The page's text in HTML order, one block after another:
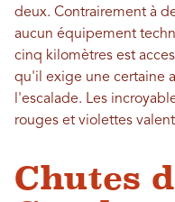
deux. Contrairement à
aucun équipement
cinq kilomètres est
qu'il exige une certaine
l'escalade. Les
rouges et violettes
Chutes